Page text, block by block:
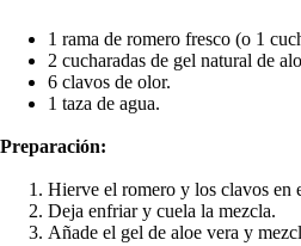
1 rama de romero fresco (o 1
2 cucharadas de gel natural de
6 clavos de olor.
1 taza de agua.
Preparación:
Hierve el romero y los clavos en
Deja enfriar y cuela la mezcla.
Añade el gel de aloe vera y